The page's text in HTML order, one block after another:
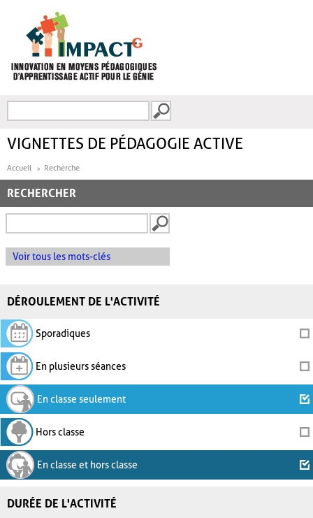
FORMULAIRE DE
VIGNETTES DE PÉDAGOGIE ACTIVE
Accueil Recherche
RECHERCHER
Voir tous les mots-clés
DÉROULEMENT DE L'ACTIVITÉ
Sporadiques
En plusieurs séances
En classe seulement
Hors classe
En classe et hors classe
DURÉE DE L'ACTIVITÉ